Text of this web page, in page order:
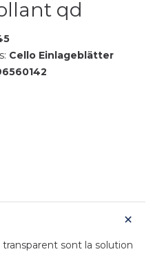
qd
Cello Einlageblätter
sont la solution